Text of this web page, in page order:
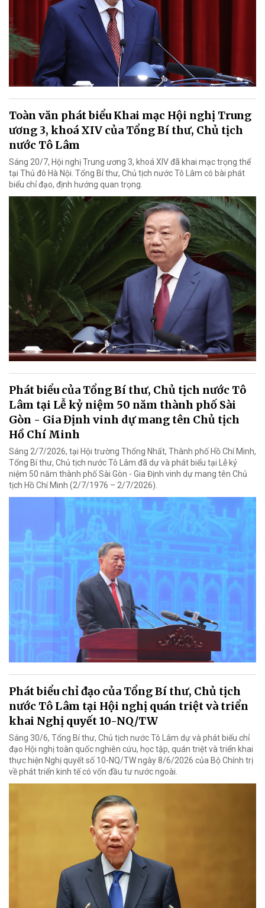
Toàn văn phát biểu Khai mạc Hội nghị Trung
ương 3, khoá XIV của Tổng Bí thư, Chủ tịch
nước Tô Lâm
Sáng 20/7, Hội nghị Trung ương 3, khoá XIV đã khai mạc trọng thể
tại Thủ đô Hà Nội. Tổng Bí thư, Chủ tịch nước Tô Lâm có bài phát
biểu chỉ đạo, định hướng quan trọng.
Phát biểu của Tổng Bí thư, Chủ tịch nước Tô
Lâm tại Lễ kỷ niệm 50 năm thành phố Sài
Gòn - Gia Định vinh dự mang tên Chủ tịch
Hồ Chí Minh
Sáng 2/7/2026, tại Hội trường Thống Nhất, Thành phố Hồ Chí Minh,
Tổng Bí thư, Chủ tịch nước Tô Lâm đã dự và phát biểu tại Lễ kỷ
niệm 50 năm thành phố Sài Gòn - Gia Định vinh dự mang tên Chủ
tịch Hồ Chí Minh (2/7/1976 – 2/7/2026).
Phát biểu chỉ đạo của Tổng Bí thư, Chủ tịch
nước Tô Lâm tại Hội nghị quán triệt và triển
khai Nghị quyết 10-NQ/TW
Sáng 30/6, Tổng Bí thư, Chủ tịch nước Tô Lâm dự và phát biểu chỉ
đạo Hội nghị toàn quốc nghiên cứu, học tập, quán triệt và triển khai
thực hiện Nghị quyết số 10-NQ/TW ngày 8/6/2026 của Bộ Chính trị
về phát triển kinh tế có vốn đầu tư nước ngoài.